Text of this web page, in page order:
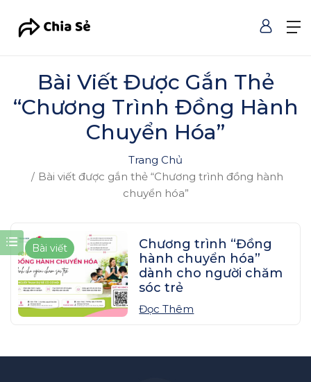
Bài Viết Được Gắn Thẻ
“Chương Trình Đồng Hành
Chuyển Hóa”
Trang Chủ
Bài viết được gắn thẻ “Chương trình đồng hành
chuyển hóa”
Bài viết
Chương trình “Đồng
hành chuyển hóa”
dành cho người chăm
sóc trẻ
Đọc Thêm